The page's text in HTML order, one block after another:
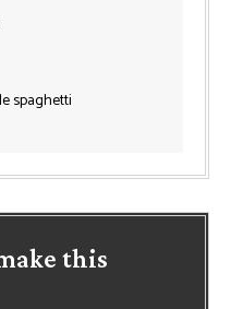
spaghetti
this